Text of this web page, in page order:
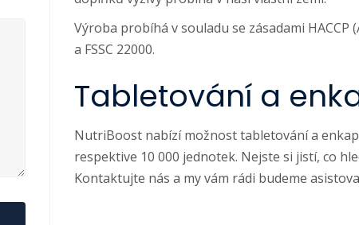
Výroba probíhá v souladu se zásadami
a FSSC 22000.
Tabletování a
NutriBoost nabízí možnost tabletování a
respektive 10 000 jednotek. Nejste si jistí, co
Kontaktujte nás a my vám rádi budeme